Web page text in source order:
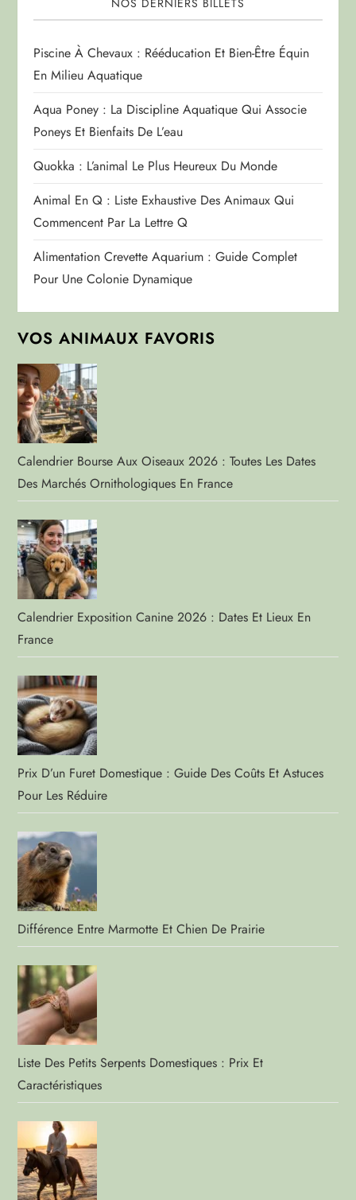
Piscine À Chevaux : Rééducation Et Bien-Être Équin
En Milieu Aquatique
Aqua Poney : La Discipline Aquatique Qui Associe
Poneys Et Bienfaits De L’eau
Quokka : L’animal Le Plus Heureux Du Monde
Animal En Q : Liste Exhaustive Des Animaux Qui
Commencent Par La Lettre Q
Alimentation Crevette Aquarium : Guide Complet
Pour Une Colonie Dynamique
VOS ANIMAUX FAVORIS
Calendrier Bourse Aux Oiseaux 2026 : Toutes Les Dates
Des Marchés Ornithologiques En France
Calendrier Exposition Canine 2026 : Dates Et Lieux En
France
Prix D’un Furet Domestique : Guide Des Coûts Et Astuces
Pour Les Réduire
Différence Entre Marmotte Et Chien De Prairie
Liste Des Petits Serpents Domestiques : Prix Et
Caractéristiques